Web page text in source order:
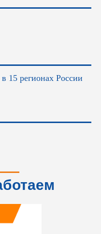
15 регионах России